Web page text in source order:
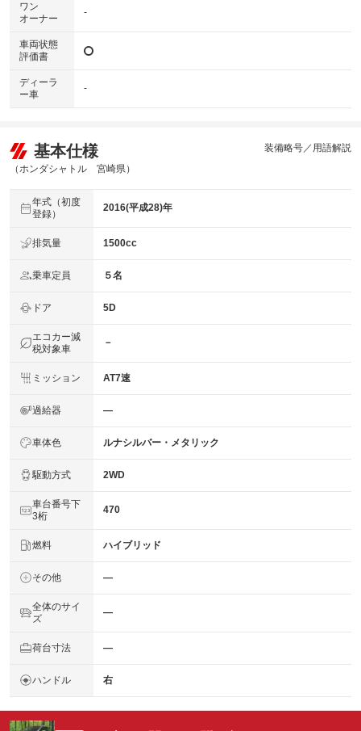
ワン
オーナー
-
車両状態
評価書
ディーラ
ー車
-
基本仕様
（ホンダシャトル 宮崎県）
装備略号／用語解説
年式（初度
登録）
2016(平成28)年
排気量 1500cc
乗車定員 ５名
ドア 5D
エコカー減
税対象車
－
ミッション AT7速
過給器 ―
車体色 ルナシルバー・メタリック
駆動方式 2WD
車台番号下
3桁
470
燃料 ハイブリッド
その他 ―
全体のサイ
ズ
―
荷台寸法 ―
ハンドル 右